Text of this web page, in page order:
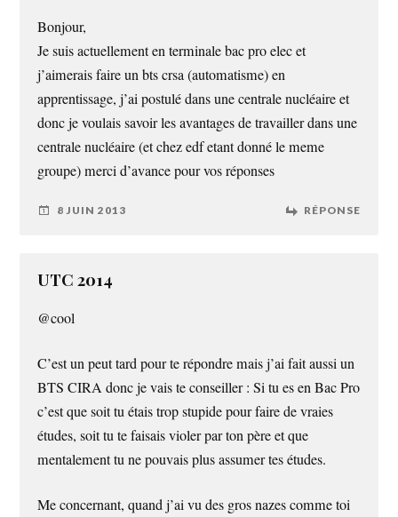
Bonjour,
Je suis actuellement en terminale bac pro elec et
j’aimerais faire un bts crsa (automatisme) en
apprentissage, j’ai postulé dans une centrale nucléaire et
donc je voulais savoir les avantages de travailler dans une
centrale nucléaire (et chez edf etant donné le meme
groupe) merci d’avance pour vos réponses
8 JUIN 2013 RÉPONSE
UTC 2014
@cool
C’est un peut tard pour te répondre mais j’ai fait aussi un
BTS CIRA donc je vais te conseiller : Si tu es en Bac Pro
c’est que soit tu étais trop stupide pour faire de vraies
études, soit tu te faisais violer par ton père et que
mentalement tu ne pouvais plus assumer tes études.
Me concernant, quand j’ai vu des gros nazes comme toi